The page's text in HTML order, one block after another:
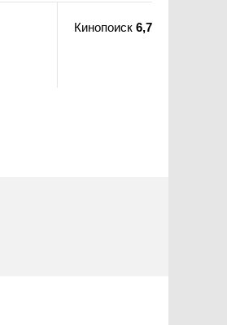
Кинопоиск 6,7